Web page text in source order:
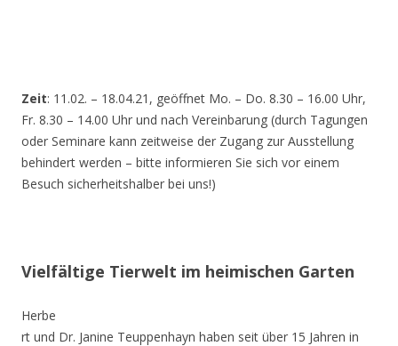
Zeit: 11.02. – 18.04.21, geöffnet Mo. – Do. 8.30 – 16.00 Uhr,
Fr. 8.30 – 14.00 Uhr und nach Vereinbarung (durch Tagungen
oder Seminare kann zeitweise der Zugang zur Ausstellung
behindert werden – bitte informieren Sie sich vor einem
Besuch sicherheitshalber bei uns!)
Vielfältige Tierwelt im heimischen Garten
Herbe
rt und Dr. Janine Teuppenhayn haben seit über 15 Jahren in